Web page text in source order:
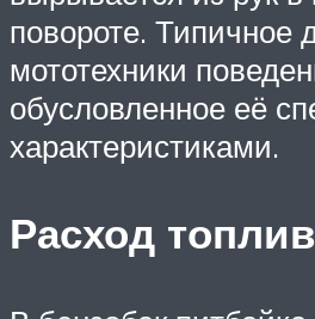
повороте. Типичное
мототехники
обусловленное её
характеристиками.
Расход